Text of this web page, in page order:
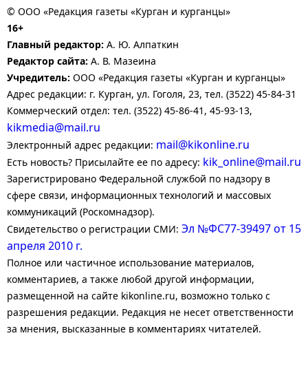
© ООО «Редакция газеты «Курган и курганцы»
16+
Главный редактор: А. Ю. Алпаткин
Редактор сайта: А. В. Мазеина
Учредитель: ООО «Редакция газеты «Курган и курганцы»
Адрес редакции: г. Курган, ул. Гоголя, 23, тел. (3522) 45-84-31
Коммерческий отдел: тел. (3522) 45-86-41, 45-93-13,
kikmedia@mail.ru
Электронный адрес редакции: mail@kikonline.ru
Есть новость? Присылайте ее по адресу: kik_online@mail.ru
Зарегистрировано Федеральной службой по надзору в
сфере связи, информационных технологий и массовых
коммуникаций (Роскомнадзор).
Свидетельство о регистрации СМИ: Эл №ФС77-39497 от 15
апреля 2010 г.
Полное или частичное использование материалов,
комментариев, а также любой другой информации,
размещенной на сайте kikonline.ru, возможно только с
разрешения редакции. Редакция не несет ответственности
за мнения, высказанные в комментариях читателей.